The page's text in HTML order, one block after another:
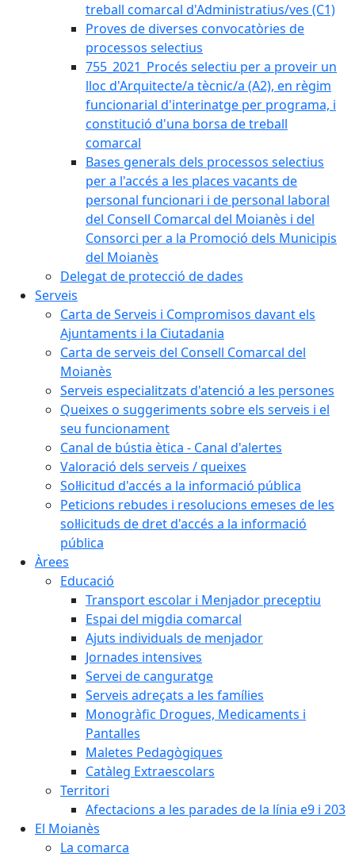
treball comarcal d'Administratius/ves (C1)
Proves de diverses convocatòries de
processos selectius
755_2021_Procés selectiu per a proveir un
lloc d'Arquitecte/a tècnic/a (A2), en règim
funcionarial d'interinatge per programa, i
constitució d'una borsa de treball
comarcal
Bases generals dels processos selectius
per a l'accés a les places vacants de
personal funcionari i de personal laboral
del Consell Comarcal del Moianès i del
Consorci per a la Promoció dels Municipis
del Moianès
Delegat de protecció de dades
Serveis
Carta de Serveis i Compromisos davant els
Ajuntaments i la Ciutadania
Carta de serveis del Consell Comarcal del
Moianès
Serveis especialitzats d'atenció a les persones
Queixes o suggeriments sobre els serveis i el
seu funcionament
Canal de bústia ètica - Canal d'alertes
Valoració dels serveis / queixes
Sol·licitud d'accés a la informació pública
Peticions rebudes i resolucions emeses de les
sol·licituds de dret d'accés a la informació
pública
Àrees
Educació
Transport escolar i Menjador preceptiu
Espai del migdia comarcal
Ajuts individuals de menjador
Jornades intensives
Servei de canguratge
Serveis adreçats a les famílies
Monogràfic Drogues, Medicaments i
Pantalles
Maletes Pedagògiques
Catàleg Extraescolars
Territori
Afectacions a les parades de la línia e9 i 203
El Moianès
La comarca